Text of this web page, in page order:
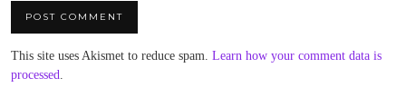
This site uses Akismet to reduce spam. Learn how your comment data is
processed.